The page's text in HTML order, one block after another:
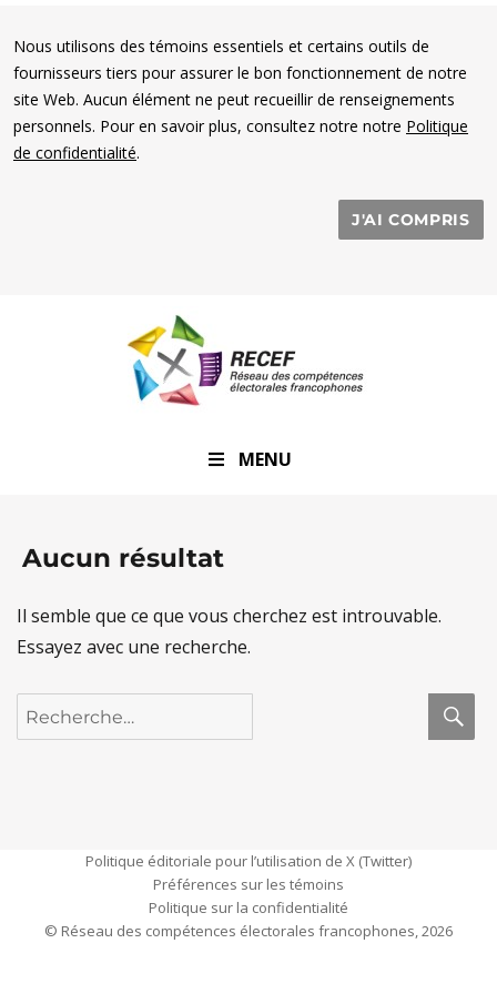
Nous utilisons des témoins essentiels et certains outils de
fournisseurs tiers pour assurer le bon fonctionnement de notre
site Web. Aucun élément ne peut recueillir de renseignements
personnels. Pour en savoir plus, consultez notre notre Politique
de confidentialité.
J'AI COMPRIS
Aucun résultat
Il semble que ce que vous cherchez est introuvable.
Essayez avec une recherche.
Recherche
pour :
MENU
Politique éditoriale pour l’utilisation de X (Twitter)
Préférences sur les témoins
Politique sur la confidentialité
© Réseau des compétences électorales francophones, 2026